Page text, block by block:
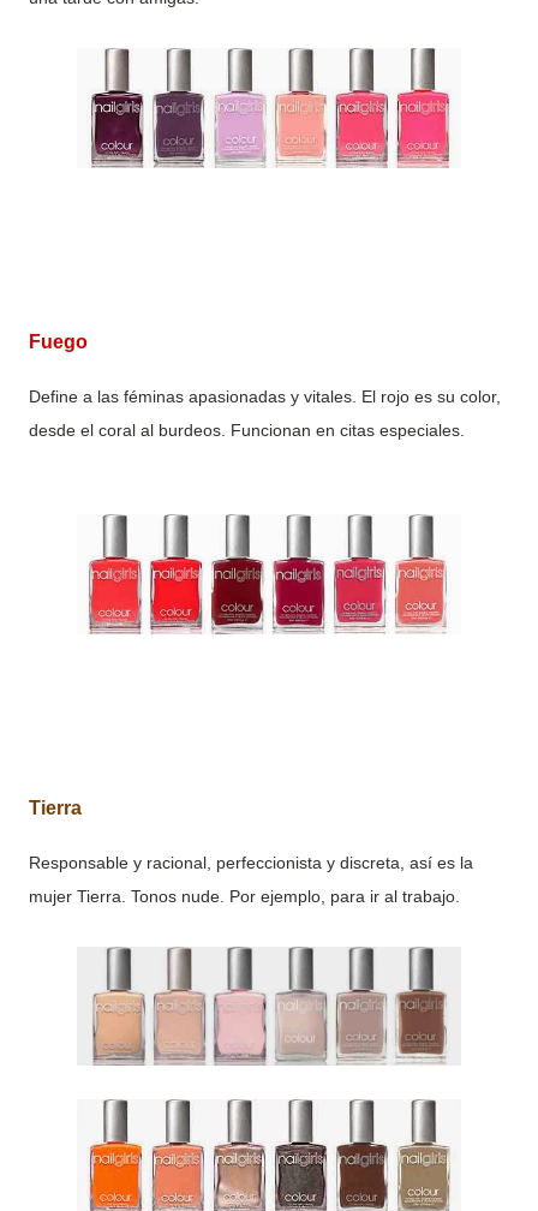
Fuego
Define a las féminas apasionadas y vitales. El rojo es su color,
desde el coral al burdeos. Funcionan en citas especiales.
Tierra
Responsable y racional, perfeccionista y discreta, así es la
mujer Tierra. Tonos nude. Por ejemplo, para ir al trabajo.